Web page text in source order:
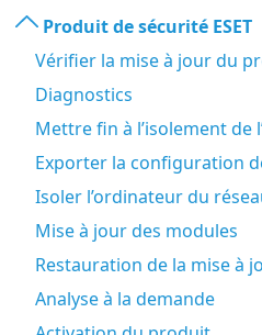
Produit de sécurité ESET
Vérifier la mise à jour du
Diagnostics
Mettre fin à l’isolement de
Exporter la configuration
Isoler l’ordinateur du
Mise à jour des modules
Restauration de la mise à
Analyse à la demande